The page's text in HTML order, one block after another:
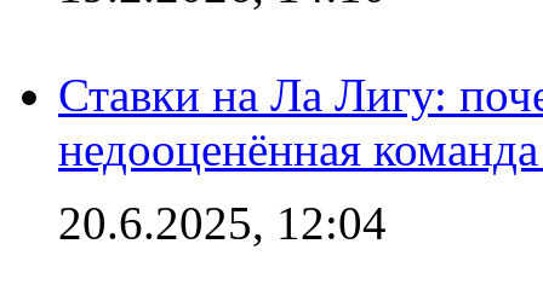
Ставки на Ла Лигу:
недооценённая
20.6.2025, 12:04